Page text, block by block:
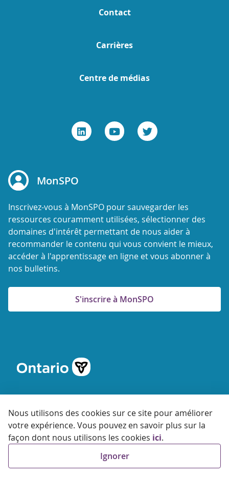
Nous utilisons des cookies sur ce site pour améliorer
votre expérience. Vous pouvez en savoir plus sur la
façon dont nous utilisons les cookies ici.
Ignorer
Contact
Carrières
Centre de médias
MonSPO
Inscrivez-vous à MonSPO pour sauvegarder les
ressources couramment utilisées, sélectionner des
domaines d'intérêt permettant de nous aider à
recommander le contenu qui vous convient le mieux,
accéder à l'apprentissage en ligne et vous abonner à
nos bulletins.
S'inscrire à MonSPO
© 2026 Agence ontarienne de protection et de promotion de
la santé
Confidentialité
d'utilisation
FAQ Plan du site